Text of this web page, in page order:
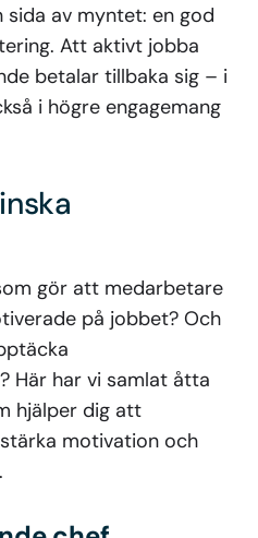
sida av myntet: en god
Att aktivt jobba
betalar tillbaka sig – i
i högre engagemang
gör att medarbetare
på jobbet? Och
Här har vi samlat åtta
hjälper dig att
motivation och